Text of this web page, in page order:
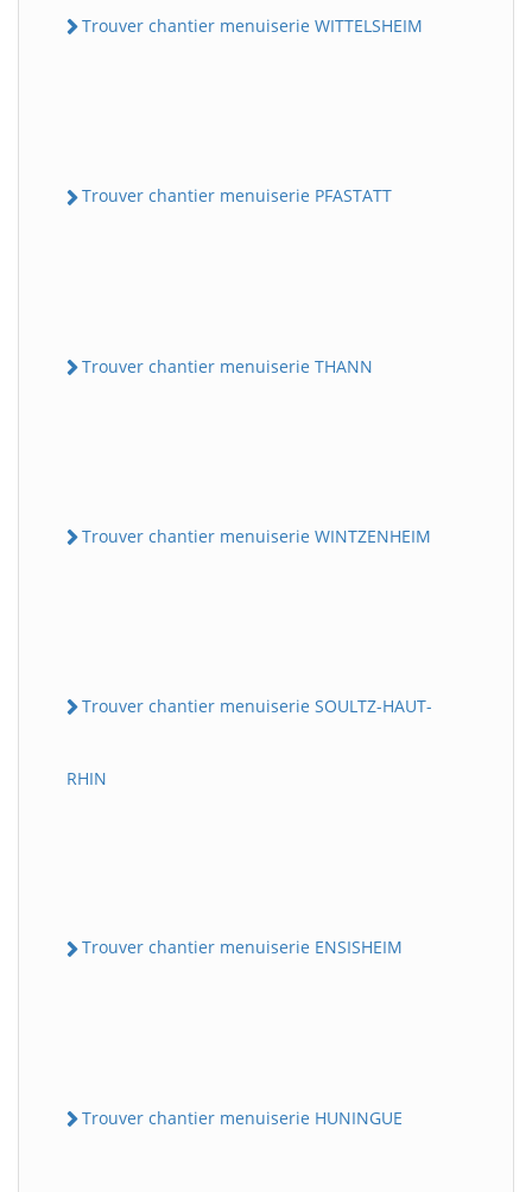
Trouver chantier menuiserie WITTELSHEIM
Trouver chantier menuiserie PFASTATT
Trouver chantier menuiserie THANN
Trouver chantier menuiserie WINTZENHEIM
Trouver chantier menuiserie SOULTZ-HAUT-
RHIN
Trouver chantier menuiserie ENSISHEIM
Trouver chantier menuiserie HUNINGUE